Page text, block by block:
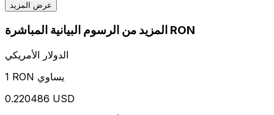
عرض المزيد
المزيد من الرسوم البيانية المباشرة RON
الدولار الأمريكي
1 RON يساوي
0.220486 USD